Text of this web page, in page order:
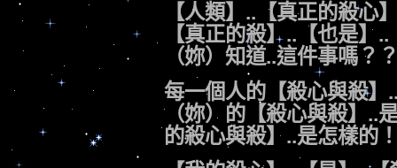
【人類】..【真正的殺心
【真正的殺】..【也是】
（妳）知道..這件事嗎？
每一個人的【殺心與殺
（妳）的【殺心與殺】..
的殺心與殺】..是怎樣的